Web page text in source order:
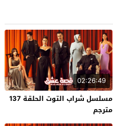
02:26:49
مسلسل شراب التوت الحلقة 137
مترجم